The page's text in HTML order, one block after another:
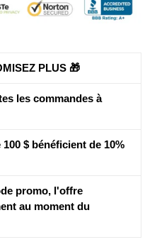
PLUS 🎁
les commandes à
$ bénéficient de 10%
promo, l'offre
au moment du